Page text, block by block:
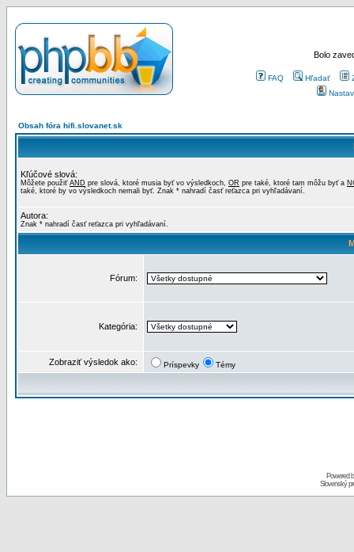
Bolo
FAQ Hľadať
Obsah fóra hifi.slovanet.sk
Kľúčové slová:
Môžete použiť AND pre slová, ktoré musia byť vo výsledkoch, OR pre také, ktoré tam môžu byť a
také, ktoré by vo výsledkoch nemali byť. Znak * nahradí časť reťazca pri vyhľadávaní.
Autora:
Znak * nahradí časť reťazca pri vyhľadávaní.
Fórum:
Kategória:
Zobraziť výsledok ako: Príspevky Témy
Powered
Slovenský